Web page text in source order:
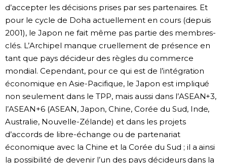
d’accepter les décisions prises par ses partenaires. Et
pour le cycle de Doha actuellement en cours (depuis
2001), le Japon ne fait même pas partie des membres-
clés. L’Archipel manque cruellement de présence en
tant que pays décideur des règles du commerce
mondial. Cependant, pour ce qui est de l’intégration
économique en Asie-Pacifique, le Japon est impliqué
non seulement dans le TPP, mais aussi dans l’ASEAN+3,
l’ASEAN+6 (ASEAN, Japon, Chine, Corée du Sud, Inde,
Australie, Nouvelle-Zélande) et dans les projets
d’accords de libre-échange ou de partenariat
économique avec la Chine et la Corée du Sud ; il a ainsi
la possibilité de devenir l’un des pays décideurs dans la